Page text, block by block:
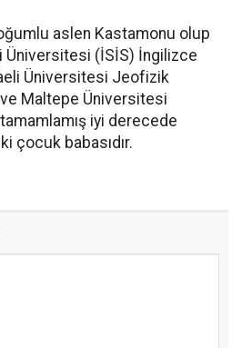
aslen Kastamonu olup
Üniversitesi (İSİS) İngilizce
Üniversitesi Jeofizik
Maltepe Üniversitesi
iyi derecede
çocuk babasıdır.